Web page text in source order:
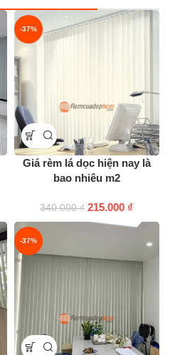
-37%
Giá rèm lá dọc hiện nay là
bao nhiêu m2
340.000₫ 215.000 ₫
-37%